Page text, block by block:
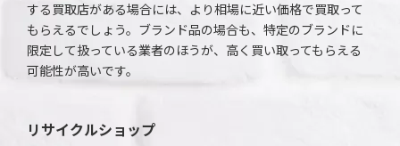
する買取店がある場合には、より相場に近い価格で買取って
もらえるでしょう。ブランド品の場合も、特定のブランドに
限定して扱っている業者のほうが、高く買い取ってもらえる
可能性が高いです。
リサイクルショップ